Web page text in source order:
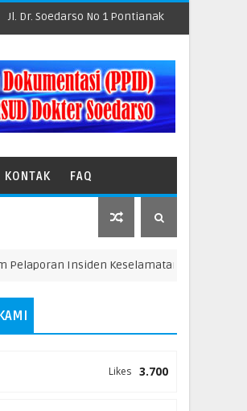
Jl. Dr. Soedarso No 1 Pontianak
KONTAK FAQ
Insiden Keselamatan Pasien Periode
3.700
Likes